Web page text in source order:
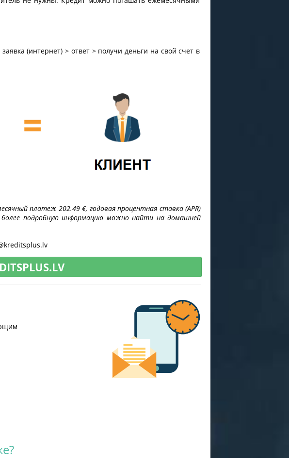
(интернет) > ответ > получи деньги на свой счет в
платеж 202.49 €, годовая процентная ставка (APR)
более подробную информацию можно найти на домашней